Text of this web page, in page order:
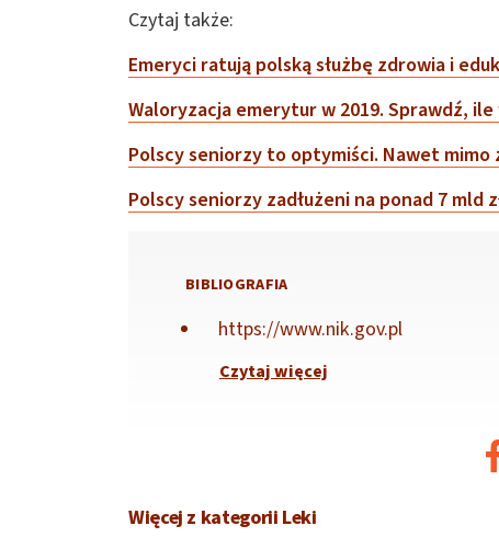
Czytaj także:
Emeryci ratują polską służbę zdrowia i
Waloryzacja emerytur w 2019. Sprawdź,
Polscy seniorzy to optymiści. Nawet mimo
Polscy seniorzy zadłużeni na ponad 7 mld
BIBLIOGRAFIA
https://www.nik.gov.pl
Czytaj więcej
Więcej z kategorii Leki